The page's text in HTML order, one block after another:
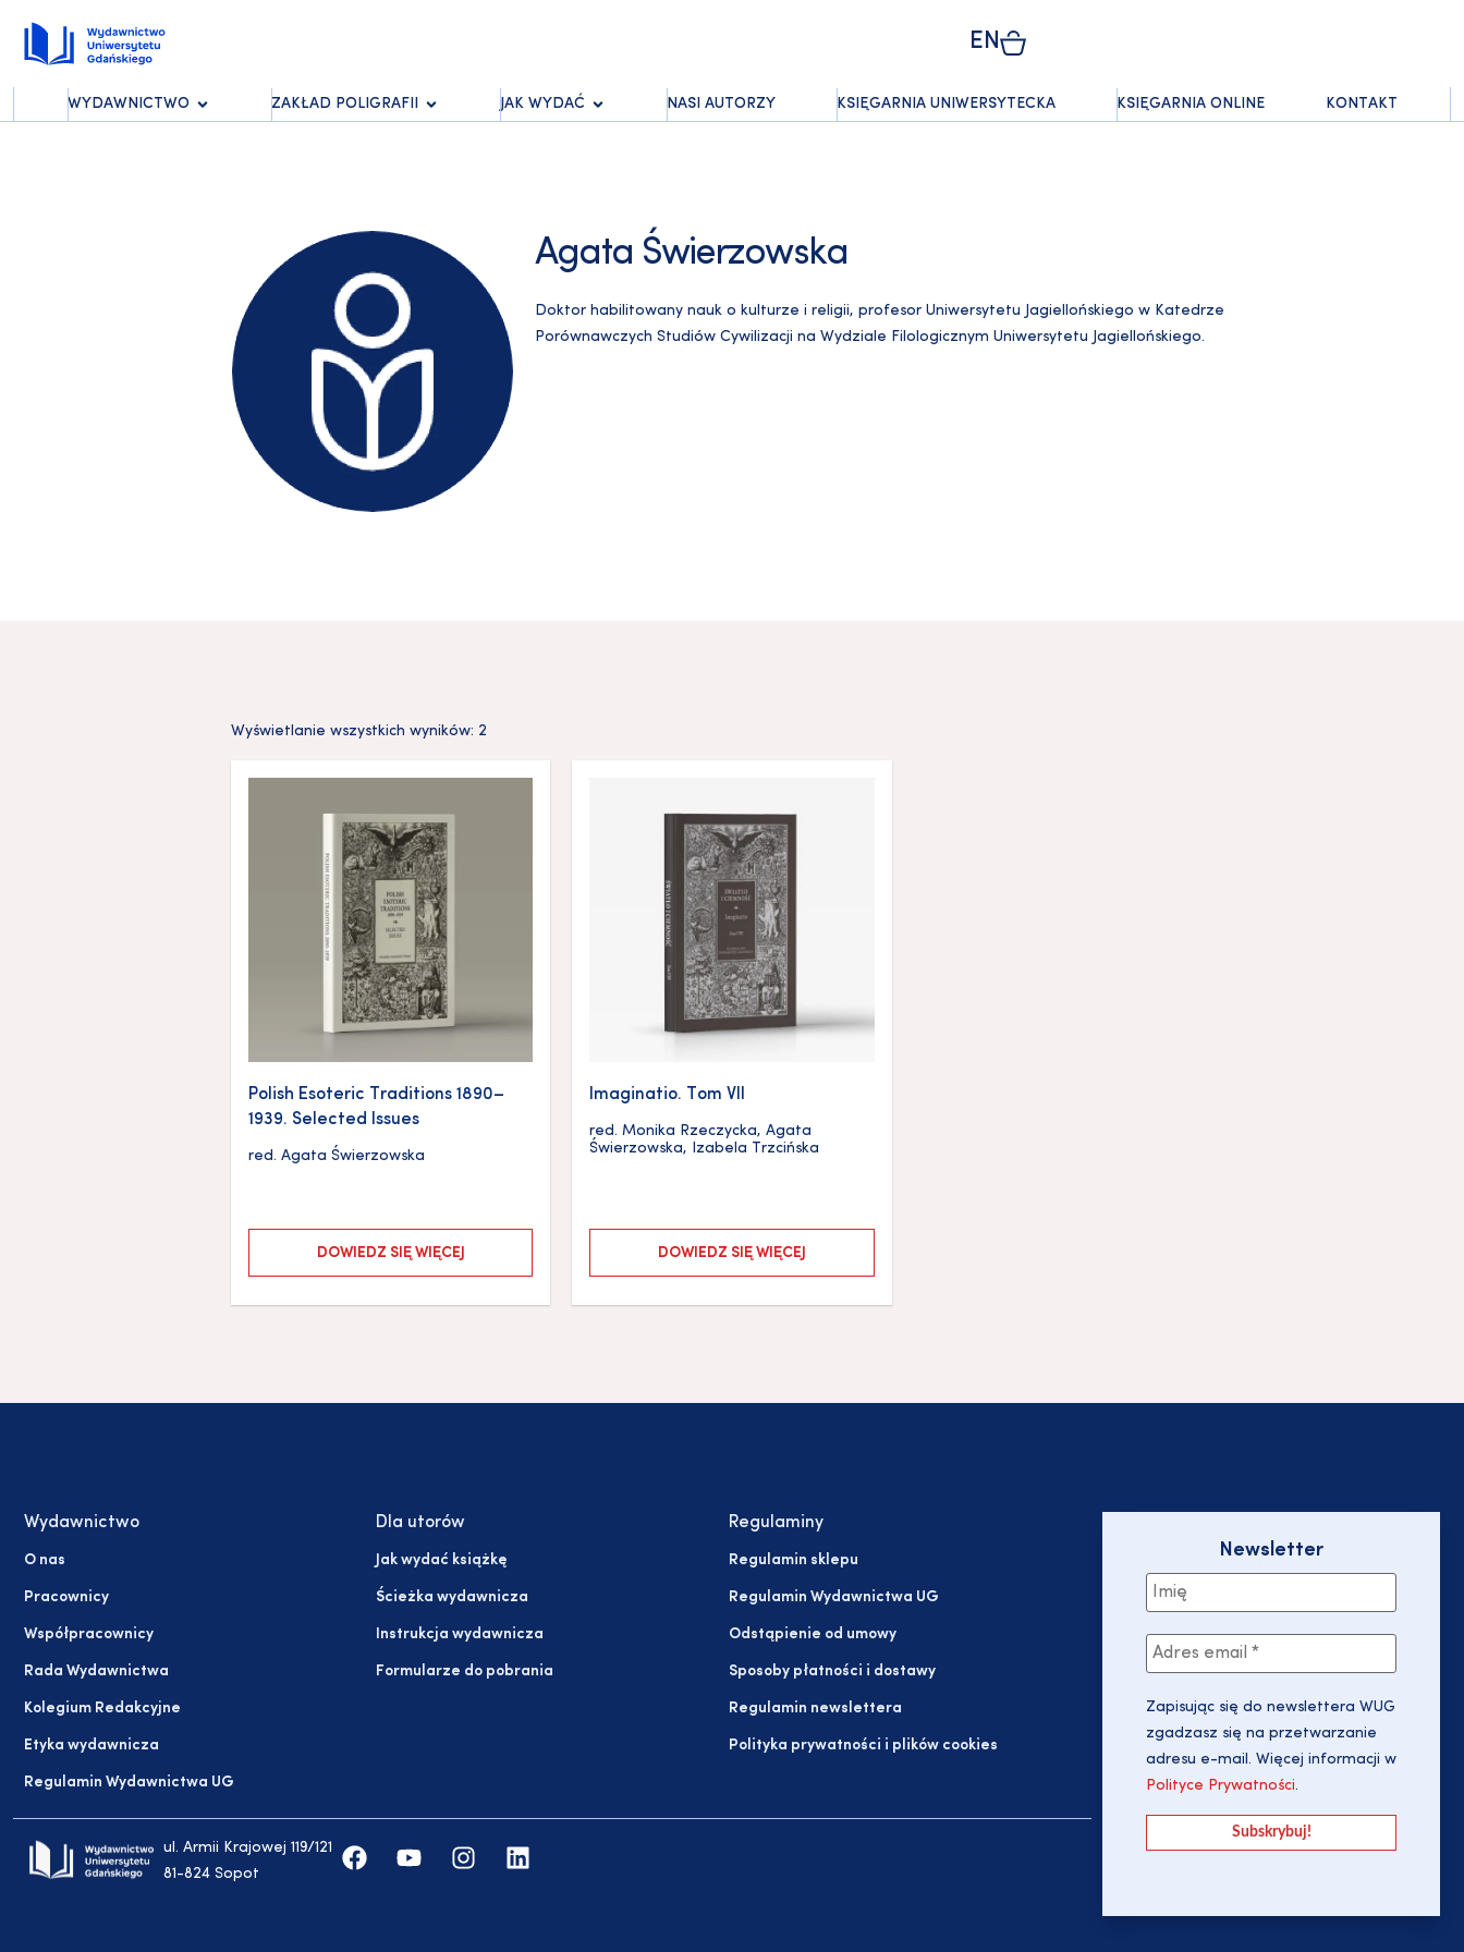
EN
WYDAWNICTWO ZAKŁAD POLIGRAFII JAK WYDAĆ NASI AUTORZY KSIĘGARNIA UNIWERSYTECKA KSIĘGARNIA ONLINE KONTAKT
Agata Świerzowska
Doktor habilitowany nauk o kulturze i religii, profesor Uniwersytetu Jagiellońskiego w Katedrze
Porównawczych Studiów Cywilizacji na Wydziale Filologicznym Uniwersytetu Jagiellońskiego.
Wyświetlanie wszystkich wyników: 2
Polish Esoteric Traditions 1890–
1939. Selected Issues
red. Agata Świerzowska
DOWIEDZ SIĘ WIĘCEJ
Imaginatio. Tom VII
red. Monika Rzeczycka,Agata
Świerzowska, Izabela Trzcińska
DOWIEDZ SIĘ WIĘCEJ
Wydawnictwo
O nas
Pracownicy
Współpracownicy
Rada Wydawnictwa
Kolegium Redakcyjne
Etyka wydawnicza
Regulamin Wydawnictwa UG
Dla utorów
Jak wydać książkę
Ścieżka wydawnicza
Instrukcja wydawnicza
Formularze do pobrania
Regulaminy
Regulamin sklepu
Regulamin Wydawnictwa UG
Odstąpienie od umowy
Sposoby płatności i dostawy
Regulamin newslettera
Polityka prywatności i plików cookies
ul. Armii Krajowej 119/121
81-824 Sopot
Newsletter
Zapisując się do newslettera WUG
zgadzasz się na przetwarzanie
adresu e-mail. Więcej informacji w
Polityce Prywatności.